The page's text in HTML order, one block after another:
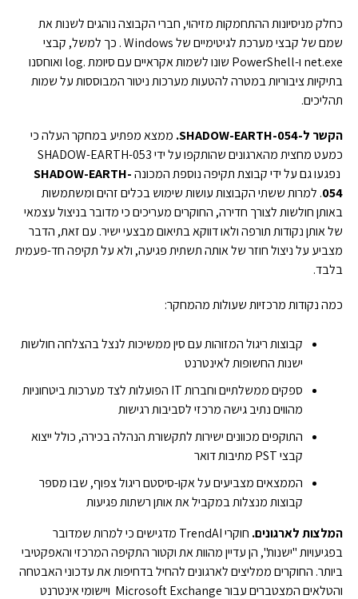
כחלק מניסיונות ההתחמקות מזיהוי, חברי הקבוצה נוהגים לשנות את
שמם של קבצי מערכת לגיטימיים של Windows . כך למשל, קבצי
net.exe ו-PowerShell שונו לשמות אקראיים עם סיומת .log ואוחסנו
בתיקיות ציבוריות במטרה להטעות מערכות ניטור המבוססות על שמות
תהליכים.
הקשר ל-SHADOW-EARTH-054. ממצא מפתיע במחקר העלה כי
כמעט מחצית מהארגונים שהותקפו על ידי SHADOW-EARTH-053
נפגעו גם על ידי קבוצת תקיפה נוספת המכונהSHADOW-EARTH-
054. למרות ששתי הקבוצות עושות שימוש בכלים זהים ומשתמשות
באותן חולשות לצורך חדירה, החוקרים מעריכים כי מדובר בניצול עצמאי
של אותן נקודות תורפה ולאו דווקא בתיאום מבצעי ישיר. עם זאת, הדבר
מצביע על ניצול חוזר של אותה תשתית פגיעה, ולא על תקיפה חד-פעמית
בלבד.
כמה נקודות מרכזיות שעולות מהמחקר:
קבוצות ריגול המזוהות עם סין ממשיכות לנצל בהצלחה חולשות
ישנות החשופות לאינטרנט
ספקים ממשלתיים וחברות IT הפועלות לצד מערכות ביטחוניות
מהווים נתיב גישה מרכזי לסביבות רגישות
התוקפים מכוונים ישירות לתקשורת הנהלה בכירה, כולל ייצוא
קבצי PST מתיבות דואר
הממצאים מצביעים על אקו-סיסטם ריגול צפוף, שבו מספר
קבוצות מנצלות במקביל את אותן רשתות פגיעות
המלצות לארגונים.
חוקרי TrendAI מדגישים כי למרות שמדובר
בפגיעויות "ישנות", הן עדיין מהוות את וקטור התקיפה המרכזי והאפקטיבי
ביותר. החוקרים ממליצים לארגונים להחיל בדחיפות את עדכוני האבטחה
והטלאים המצטברים עבור Microsoft Exchange ויישומי אינטרנט